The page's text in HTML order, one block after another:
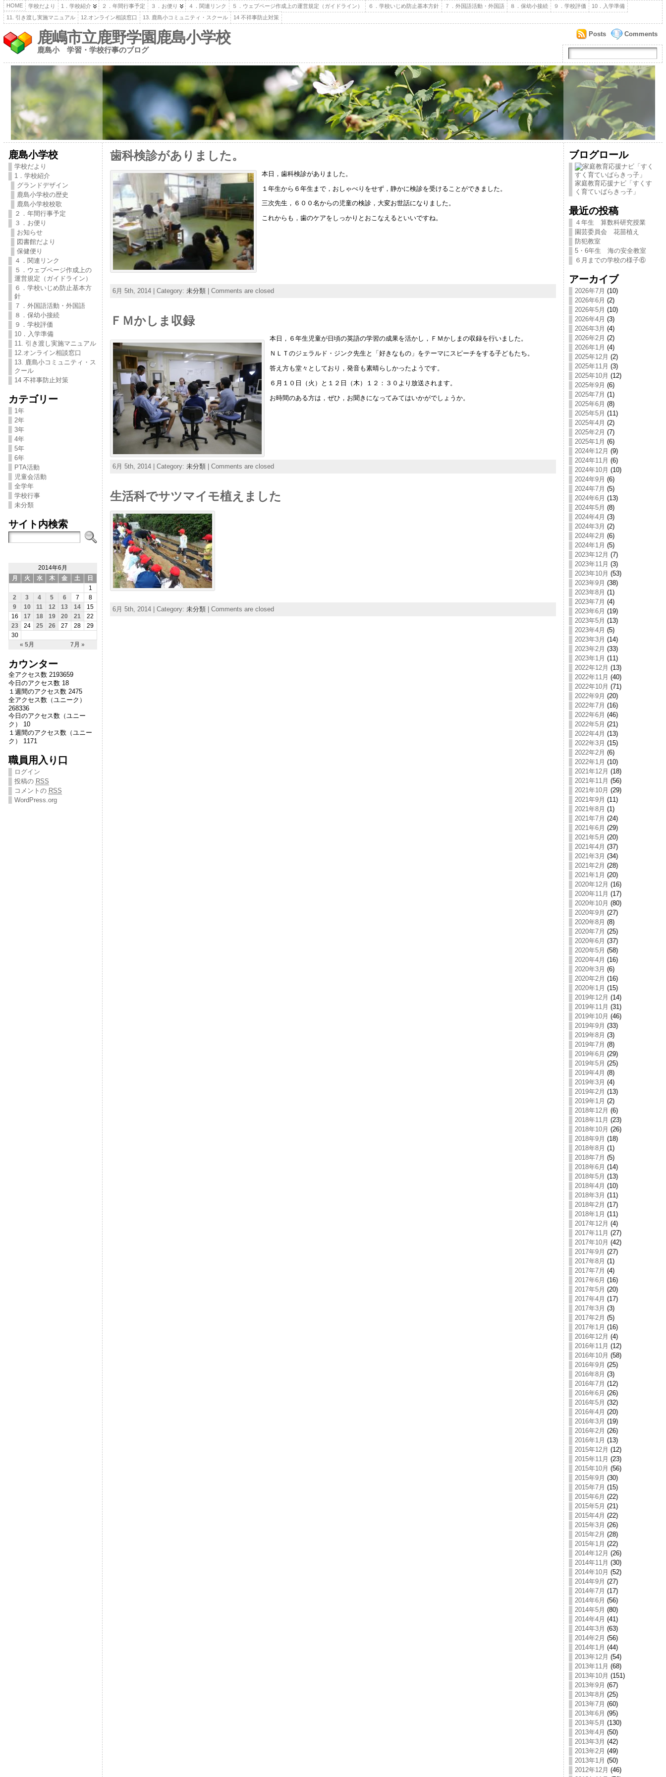
HOME 学校だより 1．学校紹介 ２．年間行事予定 ３．お便り ４．関連リンク ５．ウェブページ作成上の運営規定（ガイドライン） ６．学校いじめ防止基本方針 ７．外国語活動・外国語 ８．保幼小接続 ９．学校評価
10．入学準備
11. 引き渡し実施マニュアル
12.オンライン相談窓口 13. 鹿島小コミュニティ・スクール 14 不祥事防止対策
鹿嶋市立鹿野学園鹿島小学校
鹿島小 学習・学校行事のブログ
Comments
Posts
鹿島小学校
学校だより
1．学校紹介
グランドデザイン
鹿島小学校の歴史
鹿島小学校校歌
２．年間行事予定
３．お便り
お知らせ
図書館だより
保健便り
４．関連リンク
５．ウェブページ作成上の
運営規定（ガイドライン）
６．学校いじめ防止基本方
針
７．外国語活動・外国語
８．保幼小接続
９．学校評価
10．入学準備
11. 引き渡し実施マニュアル
12.オンライン相談窓口
13. 鹿島小コミュニティ・ス
クール
14 不祥事防止対策
カテゴリー
1年
2年
3年
4年
5年
6年
PTA活動
児童会活動
全学年
学校行事
未分類
サイト内検索
2014年6月
月
火 水 木 金 土 日
« 5月 7月 »
1
2
3 4 5 6 7
8
9
10 11 12 13 14
15
16
17 18 19 20 21
22
23
24 25 26 27 28
29
30
カウンター
全アクセス数 2193659
今日のアクセス数 18
１週間のアクセス数 2475
全アクセス数（ユニーク）
268336
今日のアクセス数（ユニー
ク） 10
１週間のアクセス数（ユニー
ク） 1171
職員用入り口
ログイン
投稿の RSS
コメントの RSS
WordPress.org
歯科検診がありました。
本日，歯科検診がありました。
１年生から６年生まで，おしゃべりをせず，静かに検診を受けることができました。
三次先生，６００名からの児童の検診，大変お世話になりました。
これからも，歯のケアをしっかりとおこなえるといいですね。
6月 5th, 2014 | Category: 未分類| Comments are closed
ＦＭかしま収録
本日，６年生児童が日頃の英語の学習の成果を活かし，ＦＭかしまの収録を行いました。
ＮＬＴのジェラルド・ジンク先生と「好きなもの」をテーマにスピーチをする子どもたち。
答え方も堂々としており，発音も素晴らしかったようです。
６月１０日（火）と１２日（木）１２：３０より放送されます。
お時間のある方は，ぜひ，お聞きになってみてはいかがでしょうか。
6月 5th, 2014 | Category: 未分類| Comments are closed
生活科でサツマイモ植えました
6月 5th, 2014 | Category: 未分類| Comments are closed
ブログロール
家庭教育応援ナビ「すくす
く育ていばらきっ子」
最近の投稿
４年生 算数科研究授業
園芸委員会 花苗植え
防犯教室
5・6年生 海の安全教室
６月までの学校の様子⑥
アーカイブ
2026年7月 (10)
2026年6月 (2)
2026年5月 (10)
2026年4月 (3)
2026年3月 (4)
2026年2月 (2)
2026年1月 (4)
2025年12月 (2)
2025年11月 (3)
2025年10月 (12)
2025年9月 (6)
2025年7月 (1)
2025年6月 (8)
2025年5月 (11)
2025年4月 (2)
2025年2月 (7)
2025年1月 (6)
2024年12月 (9)
2024年11月 (6)
2024年10月 (10)
2024年9月 (6)
2024年7月 (5)
2024年6月 (13)
2024年5月 (8)
2024年4月 (3)
2024年3月 (2)
2024年2月 (6)
2024年1月 (5)
2023年12月 (7)
2023年11月 (3)
2023年10月 (53)
2023年9月 (38)
2023年8月 (1)
2023年7月 (4)
2023年6月 (19)
2023年5月 (13)
2023年4月 (5)
2023年3月 (14)
2023年2月 (33)
2023年1月 (11)
2022年12月 (13)
2022年11月 (40)
2022年10月 (71)
2022年9月 (20)
2022年7月 (16)
2022年6月 (46)
2022年5月 (21)
2022年4月 (13)
2022年3月 (15)
2022年2月 (6)
2022年1月 (10)
2021年12月 (18)
2021年11月 (56)
2021年10月 (29)
2021年9月 (11)
2021年8月 (1)
2021年7月 (24)
2021年6月 (29)
2021年5月 (20)
2021年4月 (37)
2021年3月 (34)
2021年2月 (28)
2021年1月 (20)
2020年12月 (16)
2020年11月 (17)
2020年10月 (80)
2020年9月 (27)
2020年8月 (8)
2020年7月 (25)
2020年6月 (37)
2020年5月 (58)
2020年4月 (16)
2020年3月 (6)
2020年2月 (16)
2020年1月 (15)
2019年12月 (14)
2019年11月 (31)
2019年10月 (46)
2019年9月 (33)
2019年8月 (3)
2019年7月 (8)
2019年6月 (29)
2019年5月 (25)
2019年4月 (8)
2019年3月 (4)
2019年2月 (13)
2019年1月 (2)
2018年12月 (6)
2018年11月 (23)
2018年10月 (26)
2018年9月 (18)
2018年8月 (1)
2018年7月 (5)
2018年6月 (14)
2018年5月 (13)
2018年4月 (10)
2018年3月 (11)
2018年2月 (17)
2018年1月 (11)
2017年12月 (4)
2017年11月 (27)
2017年10月 (42)
2017年9月 (27)
2017年8月 (1)
2017年7月 (4)
2017年6月 (16)
2017年5月 (20)
2017年4月 (17)
2017年3月 (3)
2017年2月 (5)
2017年1月 (16)
2016年12月 (4)
2016年11月 (12)
2016年10月 (58)
2016年9月 (25)
2016年8月 (3)
2016年7月 (12)
2016年6月 (26)
2016年5月 (32)
2016年4月 (20)
2016年3月 (19)
2016年2月 (26)
2016年1月 (13)
2015年12月 (12)
2015年11月 (23)
2015年10月 (56)
2015年9月 (30)
2015年7月 (15)
2015年6月 (22)
2015年5月 (21)
2015年4月 (22)
2015年3月 (26)
2015年2月 (28)
2015年1月 (22)
2014年12月 (26)
2014年11月 (30)
2014年10月 (52)
2014年9月 (27)
2014年7月 (17)
2014年6月 (56)
2014年5月 (80)
2014年4月 (41)
2014年3月 (63)
2014年2月 (56)
2014年1月 (44)
2013年12月 (54)
2013年11月 (68)
2013年10月 (151)
2013年9月 (67)
2013年8月 (25)
2013年7月 (60)
2013年6月 (95)
2013年5月 (130)
2013年4月 (50)
2013年3月 (42)
2013年2月 (49)
2013年1月 (50)
2012年12月 (46)